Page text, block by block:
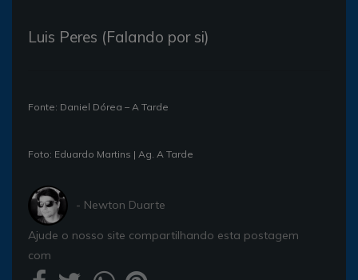
Luis Peres (Falando por si)
Fonte: Daniel Dórea – A Tarde
Foto: Eduardo Martins | Ag. A Tarde
- Newton Duarte
Ajude o nosso site compartilhando esta postagem
com